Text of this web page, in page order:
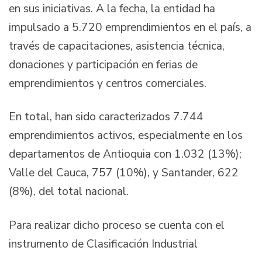
en sus iniciativas. A la fecha, la entidad ha
impulsado a 5.720 emprendimientos en el país, a
través de capacitaciones, asistencia técnica,
donaciones y participación en ferias de
emprendimientos y centros comerciales.
En total, han sido caracterizados 7.744
emprendimientos activos, especialmente en los
departamentos de Antioquia con 1.032 (13%);
Valle del Cauca, 757 (10%), y Santander, 622
(8%), del total nacional.
Para realizar dicho proceso se cuenta con el
instrumento de Clasificación Industrial